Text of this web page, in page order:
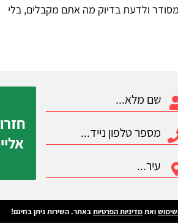
ולדעת בדיוק מה אתם מקבלים, בלי
חזרו
אליי
ואתמדיניות הפרטיותבאתר. השירות ניתן בחינם!